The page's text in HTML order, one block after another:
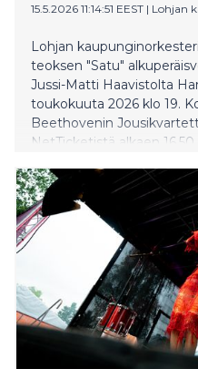
15.5.2026 11:14:51 EEST | Lohjan
Lohjan
teoksen "Satu"
Jussi-Matti Haavistolta
toukokuuta 2026 klo 19.
Beethovenin
NetTicketistä alkaen 16,50